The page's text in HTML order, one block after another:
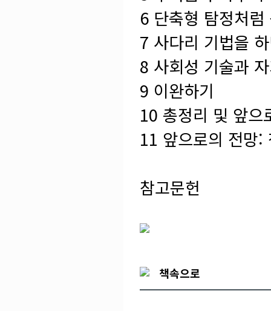
6 단축형 탐정처
7 사다리 기법을
8 사회성 기술과
9 이완하기
10 총정리 및 앞으
11 앞으로의 전망:
참고문헌
책속으로